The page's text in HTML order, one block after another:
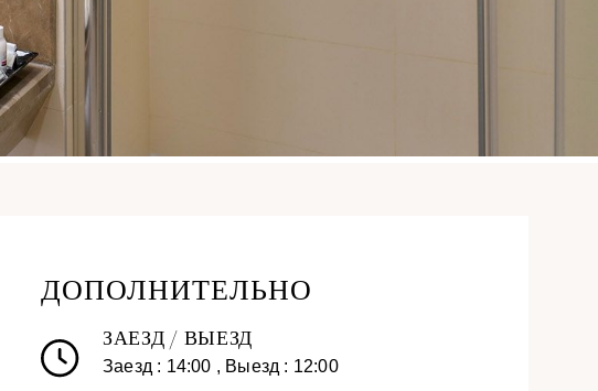
ДОПОЛНИТЕЛЬНО
ЗАЕЗД / ВЫЕЗД
Заезд : 14:00 , Выезд : 12:00